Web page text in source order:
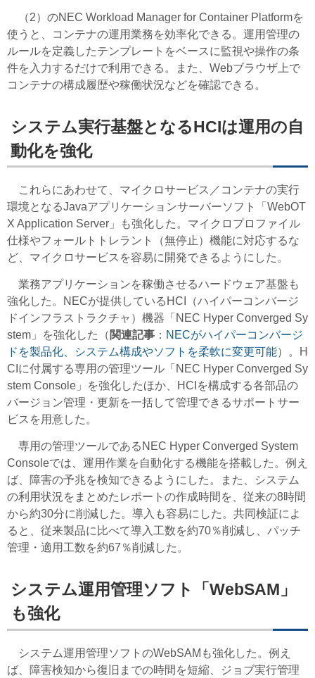
（2）のNEC Workload Manager for Container Platformを
使うと、コンテナの運用業務を効率化できる。運用管理の
ルールを定義したテンプレートをベースに監視や操作の条
件を入力するだけで利用できる。また、Webブラウザ上で
コンテナの構成履歴や稼働状況などを確認できる。
システム実行基盤となるHCIは運用の自
動化を強化
これらにあわせて、マイクロサービス／コンテナの実行
環境となるJavaアプリケーションサーバーソフト「WebOT
X Application Server」も強化した。マイクロプロファイル
仕様やフォールトトレラント（無停止）機能に対応するな
ど、マイクロサービスを容易に開発できるようにした。
業務アプリケーションを稼働させるハードウェア基盤も
強化した。NECが提供しているHCI（ハイパーコンバージ
ドインフラストラクチャ）機器「NEC Hyper Converged Sy
stem」を強化した（ 関連記事 ： NECがハイパーコンバージ
ドを製品化、システム構成やソフトを柔軟に変更可能）。H
CIに付属する専用の管理ツール「NEC Hyper Converged Sy
stem Console」を強化したほか、HCIを構成する各部品の
バージョン管理・更新を一括して管理できるサポートサー
ビスを用意した。
専用の管理ツールであるNEC Hyper Converged System
Consoleでは、運用作業を自動化する機能を搭載した。例え
ば、障害の予兆を検知できるようにした。また、システム
の利用状況をまとめたレポートの作成時間を、従来の8時間
から約30分に削減した。導入も容易にした。共同検証によ
ると、従来製品に比べて導入工数を約70％削減し、パッチ
管理・適用工数を約67％削減した。
システム運用管理ソフト「WebSAM」
も強化
システム運用管理ソフトのWebSAMも強化した。例え
ば、障害検知から復旧までの時間を短縮、ジョブ実行管理